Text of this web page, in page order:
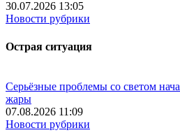
30.07.2026 13:05
Новости рубрики
Острая ситуация
Серьёзные проблемы со светом
жары
07.08.2026 11:09
Новости рубрики